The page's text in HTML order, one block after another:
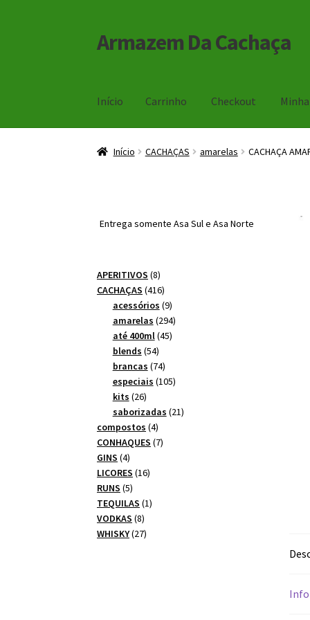
Pular
para
Pular
para
Armazem Da Cachaça
Início Carrinho Checkout
Início Carrinho Checkout Minha Conta
Início CACHAÇAS amarelas CACHAÇA
Entrega somente Asa Sul e Asa Norte
APERITIVOS 88
produtos
CACHAÇAS 416416
produtos
acessórios 99
produtos
amarelas 294294
até 400ml 4545
blends 5454
produtos
brancas 7474
produtos
especiais 105105
kits 2626
produtos
saborizadas 2121
compostos 44
produtos
CONHAQUES 77
GINS 44
produtos
LICORES 1616
RUNS 55
produtos
TEQUILAS 11
VODKAS 88
produtos
WHISKY 2727